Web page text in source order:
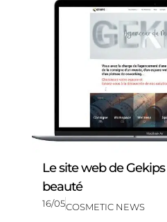
Le site web de Gekips
beauté
16/05COSMETIC NEWS